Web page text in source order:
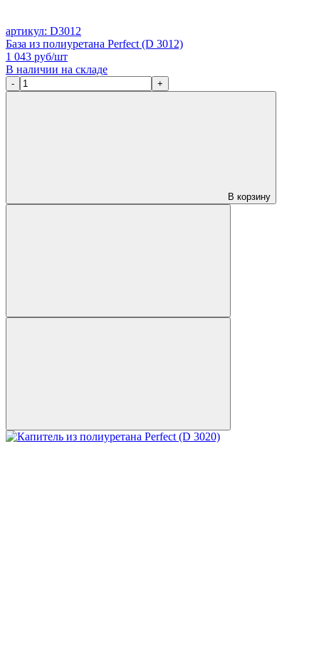
артикул: D3012
База из полиуретана Perfect (D 3012)
1 043 руб/шт
В наличии на складе
- +
В корзину